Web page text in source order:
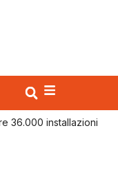
36.000 installazioni